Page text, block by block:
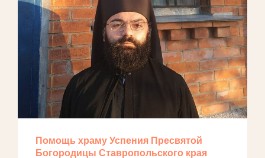
Помощь храму Успения Пресвятой
Богородицы Ставропольского края